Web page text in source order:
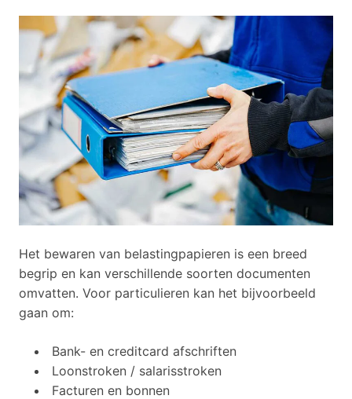
Het bewaren van belastingpapieren is een breed
begrip en kan verschillende soorten documenten
omvatten. Voor particulieren kan het bijvoorbeeld
gaan om:
Bank- en creditcard afschriften
Loonstroken / salarisstroken
Facturen en bonnen